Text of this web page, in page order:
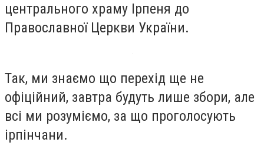
центрального храму Ірпеня до
Православної Церкви України.
Так, ми знаємо що перехід ще не
офіційний, завтра будуть лише збори, але
всі ми розуміємо, за що проголосують
ірпінчани.